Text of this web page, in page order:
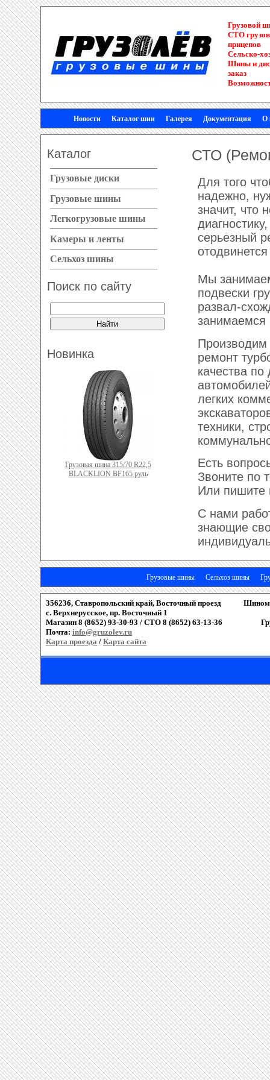
Грузовой
СТО
прицепов
Сельско-
Шины и
заказ
Новости Каталог шин Галерея Документация О
Каталог
Грузовые диски
Грузовые шины
Легкогрузовые шины
Камеры и ленты
Сельхоз шины
Поиск по сайту
Новинка
Грузовая шина 315/70 R22,5
BLACKLION BF165 руль
СТО
Для того
надежно,
значит, что
серьезный
Мы
подвески
развал-
занимаемся
ремонт
качества
легких
техники,
Есть
Звоните по
Или пишите
С нами
знающие
Грузовые шины Сельхоз шины
356236, Ставропольский край, Восточный проезд
c. Верхнерусское, пр. Восточный 1
Магазин 8 (8652) 93-30-93 / СТО 8 (8652) 63-13-36
Почта: info@gruzolev.ru
Карта проезда / Карта сайта